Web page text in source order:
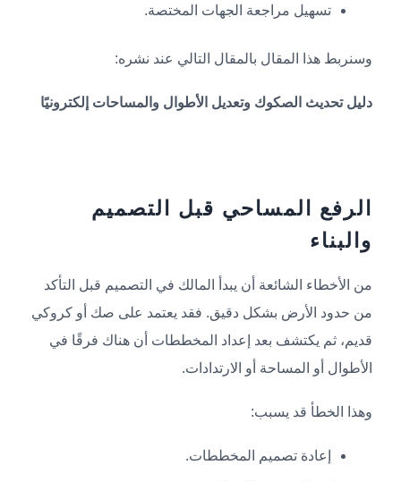
تسهيل مراجعة الجهات المختصة.
وسنربط هذا المقال بالمقال التالي عند نشره:
دليل تحديث الصكوك وتعديل الأطوال والمساحات إلكترونيًا
الرفع المساحي قبل التصميم
والبناء
من الأخطاء الشائعة أن يبدأ المالك في التصميم قبل التأكد
من حدود الأرض بشكل دقيق. فقد يعتمد على صك أو كروكي
قديم، ثم يكتشف بعد إعداد المخططات أن هناك فرقًا في
الأطوال أو المساحة أو الارتدادات.
وهذا الخطأ قد يسبب:
إعادة تصميم المخططات.